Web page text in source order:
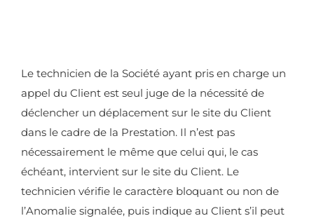
Le technicien de la Société ayant pris en charge un
appel du Client est seul juge de la nécessité de
déclencher un déplacement sur le site du Client
dans le cadre de la Prestation. Il n’est pas
nécessairement le même que celui qui, le cas
échéant, intervient sur le site du Client. Le
technicien vérifie le caractère bloquant ou non de
l’Anomalie signalée, puis indique au Client s’il peut